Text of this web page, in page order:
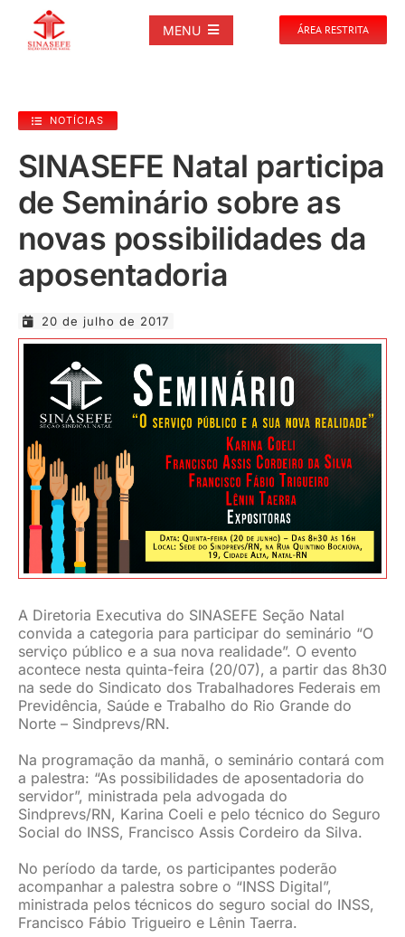
MENU
NOTÍCIAS
PUBLICAÇÕES
DOCUMENTOS
GALERIAS
EVENTOS
JURÍDICO
CLUBE
CONTATO
ÁREA RESTRITA
NOTÍCIAS
SINASEFE Natal participa
de Seminário sobre as
novas possibilidades da
aposentadoria
20 de julho de 2017
A Diretoria Executiva do SINASEFE Seção Natal
convida a categoria para participar do seminário “O
serviço público e a sua nova realidade”. O evento
acontece nesta quinta-feira (20/07), a partir das 8h30
na sede do Sindicato dos Trabalhadores Federais em
Previdência, Saúde e Trabalho do Rio Grande do
Norte – Sindprevs/RN.
Na programação da manhã, o seminário contará com
a palestra: “As possibilidades de aposentadoria do
servidor”, ministrada pela advogada do
Sindprevs/RN, Karina Coeli e pelo técnico do Seguro
Social do INSS, Francisco Assis Cordeiro da Silva.
No período da tarde, os participantes poderão
acompanhar a palestra sobre o “INSS Digital”,
ministrada pelos técnicos do seguro social do INSS,
Francisco Fábio Trigueiro e Lênin Taerra.